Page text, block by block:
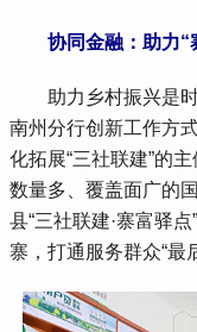
协同金融：助力“
助力乡村振兴是时
南州分行创新工作方
化拓展“三社联建”的
数量多、覆盖面广的
县“三社联建·寨富驿
寨，打通服务群众“最